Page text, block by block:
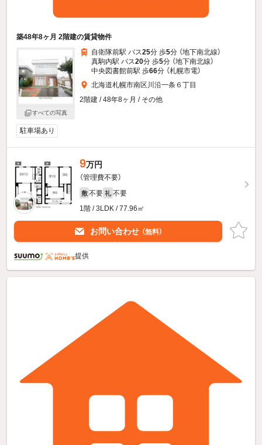
築48年8ヶ月 2階建の賃貸物件
すべての写真
自衛隊前駅 バス25分 歩5分 （地下南北線）
真駒内駅 バス20分 歩5分 （地下南北線）
中央図書館前駅 歩66分 （札幌市電）
北海道札幌市南区川沿一条６丁目
2階建 / 48年8ヶ月 / その他
駐車場あり
9万円
（管理費不要）
敷 不要 礼 不要
1階 / 3LDK / 77.96㎡
お問い合わせ （無料）
提供